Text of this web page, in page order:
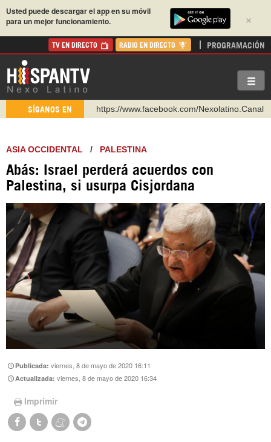
×
Usted puede descargar el app en su móvil
para un mejor funcionamiento.
TV EN DIRECTO RADIO EN DIRECTO PROGRAMACIÓN
SÍGANOS EN
https://www.facebook.com/Nexolatino.Canal
http://twitter.com/nexo_latino
https://t.me/hispantvcanal
https://urmedium.com/c/hispantv
Instagram como: hispan_tv
ASIA OCCIDENTAL / PALESTINA
Abás: Israel perderá acuerdos con
Palestina, si usurpa Cisjordana
Publicada:viernes, 8 de mayo de 2020 16:11
Actualizada:viernes, 8 de mayo de 2020 16:34
Imprimir